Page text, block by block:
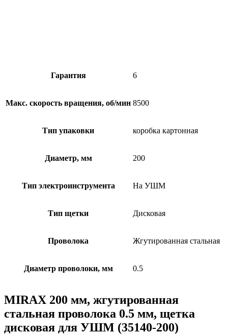
Гарантия 6
Макс. скорость вращения, об/мин 8500
Тип упаковки коробка картонная
Диаметр, мм 200
Тип электроинструмента На УШМ
Тип щетки Дисковая
Проволока Жгутированная стальная
Диаметр проволоки, мм 0.5
MIRAX 200 мм, жгутированная
стальная проволока 0.5 мм, щетка
дисковая для УШМ (35140-200)